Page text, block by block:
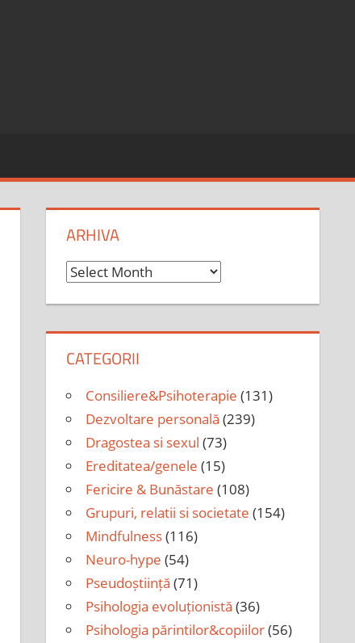
ARHIVA
Arhiva
CATEGORII
Consiliere&Psihoterapie (131)
Dezvoltare personală (239)
Dragostea si sexul (73)
Ereditatea/genele (15)
Fericire & Bunăstare (108)
Grupuri, relatii si societate (154)
Mindfulness(116)
Neuro-hype (54)
Pseudoștiință (71)
Psihologia evoluționistă (36)
Psihologia părintilor&copiilor(56)